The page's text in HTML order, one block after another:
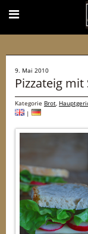
9. Mai 2010
Pizzateig
Kategorie Brot,
|